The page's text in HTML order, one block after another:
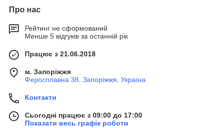
Про нас
Рейтинг не сформований
Менше 5 відгуків за останній рік
Працює з 21.06.2018
м. Запоріжжя
Феросплавна 38, Запоріжжя, Україна
Контакти
Сьогодні працює з 09:00 до 17:00
Показати весь графік роботи